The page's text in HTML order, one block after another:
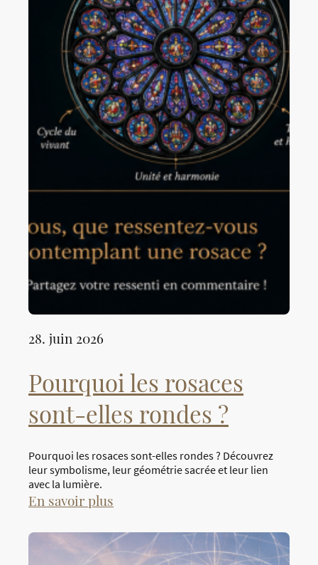
28. juin 2026
Pourquoi les rosaces
sont-elles rondes ?
Pourquoi les rosaces sont-elles rondes ? Découvrez
leur symbolisme, leur géométrie sacrée et leur lien
avec la lumière.
En savoir plus